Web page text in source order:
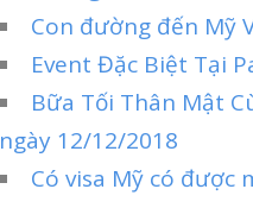
Con đường đến Mỹ
Event Đặc Biệt Tại
Bữa Tối Thân Mật
ngày 12/12/2018
Có visa Mỹ có được